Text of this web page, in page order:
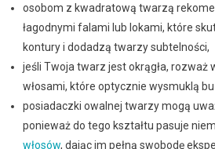
osobom z kwadratową twarzą
łagodnymi falami lub lokami, które
kontury i dodadzą twarzy subtelności,
jeśli Twoja twarz jest okrągła, rozważ
włosami, które optycznie wysmuklą
posiadaczki owalnej twarzy mogą
ponieważ do tego kształtu pasuje
włosów, dając im pełną swobodę